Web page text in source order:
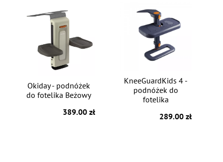
Okiday - podnóżek
do fotelika Beżowy
389.00 zł
KneeGuardKids 4 -
podnóżek do
fotelika
289.00 zł